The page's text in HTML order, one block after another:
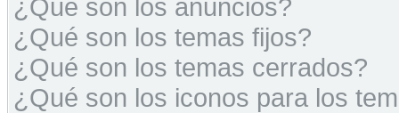
¿Qué son los anuncios?
¿Qué son los temas fijos?
¿Qué son los temas cerrados?
¿Qué son los iconos para los